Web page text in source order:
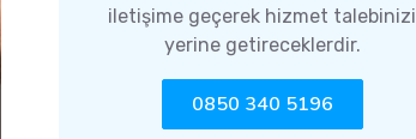
iletişime geçerek hizmet talebinizi
yerine getireceklerdir.
0850 340 5196